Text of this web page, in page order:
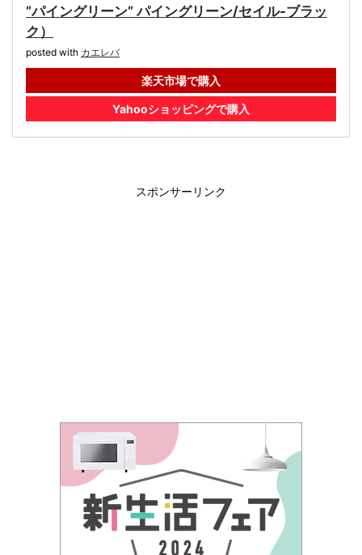
”パイングリーン” パイングリーン/セイル-ブラッ
ク）
posted with カエレバ
楽天市場で購入
Yahooショッピングで購入
スポンサーリンク